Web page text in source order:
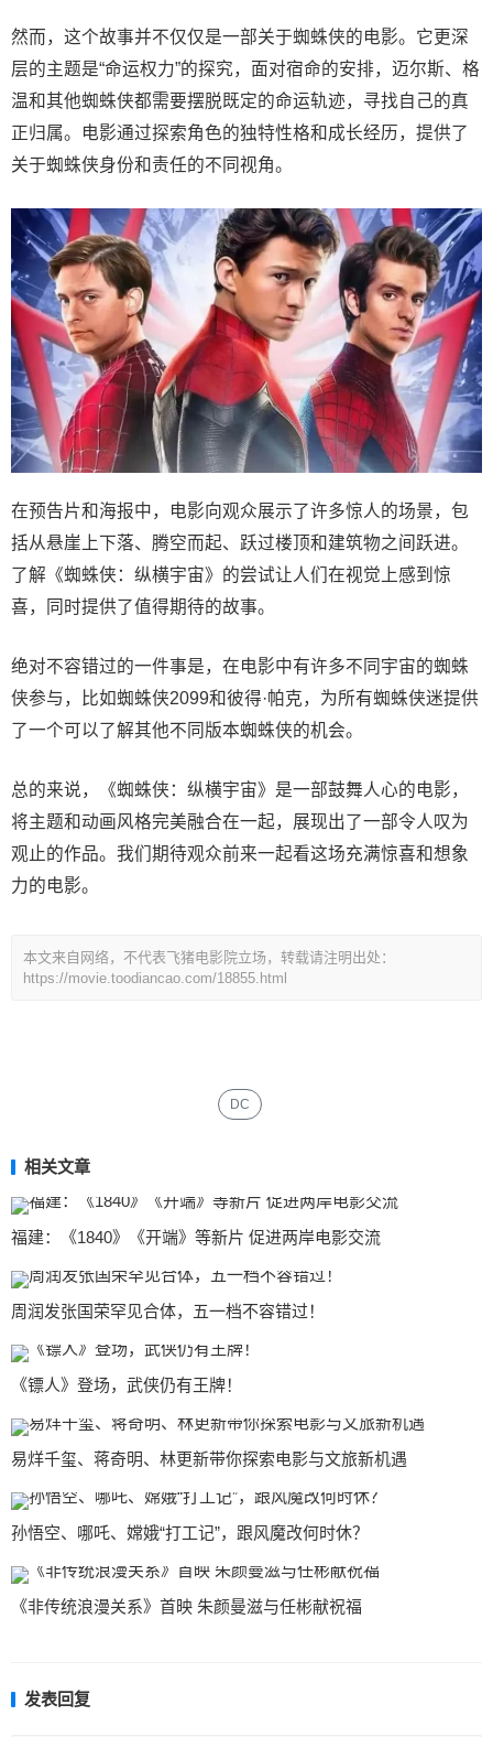
然而，这个故事并不仅仅是一部关于蜘蛛侠的电影。它更深
层的主题是“命运权力”的探究，面对宿命的安排，迈尔斯、格
温和其他蜘蛛侠都需要摆脱既定的命运轨迹，寻找自己的真
正归属。电影通过探索角色的独特性格和成长经历，提供了
关于蜘蛛侠身份和责任的不同视角。
在预告片和海报中，电影向观众展示了许多惊人的场景，包
括从悬崖上下落、腾空而起、跃过楼顶和建筑物之间跃进。
了解《蜘蛛侠：纵横宇宙》的尝试让人们在视觉上感到惊
喜，同时提供了值得期待的故事。
绝对不容错过的一件事是，在电影中有许多不同宇宙的蜘蛛
侠参与，比如蜘蛛侠2099和彼得·帕克，为所有蜘蛛侠迷提供
了一个可以了解其他不同版本蜘蛛侠的机会。
总的来说，《蜘蛛侠：纵横宇宙》是一部鼓舞人心的电影，
将主题和动画风格完美融合在一起，展现出了一部令人叹为
观止的作品。我们期待观众前来一起看这场充满惊喜和想象
力的电影。
本文来自网络，不代表飞猪电影院立场，转载请注明出处：
https://movie.toodiancao.com/18855.html
DC
相关文章
福建：《1840》《开端》等新片 促进两岸电影交流
周润发张国荣罕见合体，五一档不容错过！
《镖人》登场，武侠仍有王牌！
易烊千玺、蒋奇明、林更新带你探索电影与文旅新机遇
孙悟空、哪吒、嫦娥“打工记”，跟风魔改何时休？
《非传统浪漫关系》首映 朱颜曼滋与任彬献祝福
发表回复